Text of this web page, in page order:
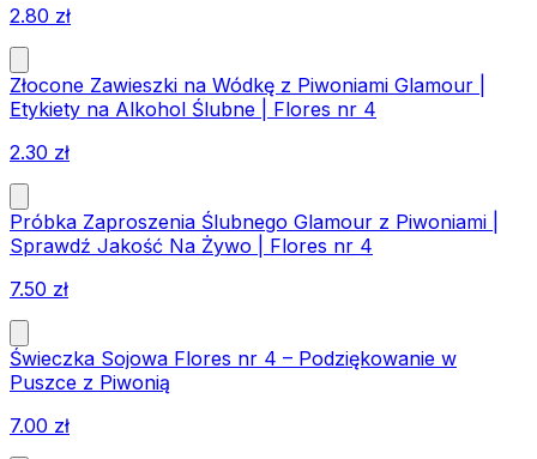
2.80 zł
Złocone Zawieszki na Wódkę z Piwoniami Glamour |
Etykiety na Alkohol Ślubne | Flores nr 4
2.30 zł
Próbka Zaproszenia Ślubnego Glamour z Piwoniami |
Sprawdź Jakość Na Żywo | Flores nr 4
7.50 zł
Świeczka Sojowa Flores nr 4 – Podziękowanie w
Puszce z Piwonią
7.00 zł